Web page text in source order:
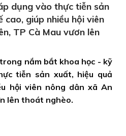
dụng vào thực tiễn sản
cao, giúp nhiều hội viên
TP Cà Mau vươn lên
nắm bắt khoa học - kỹ
tiễn sản xuất, hiệu quả
hội viên nông dân xã An
lên thoát nghèo.